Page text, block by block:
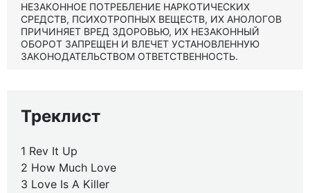
НЕЗАКОННОЕ ПОТРЕБЛЕНИЕ НАРКОТИЧЕСКИХ
СРЕДСТВ, ПСИХОТРОПНЫХ ВЕЩЕСТВ, ИХ АНОЛОГОВ
ПРИЧИНЯЕТ ВРЕД ЗДОРОВЬЮ, ИХ НЕЗАКОННЫЙ
ОБОРОТ ЗАПРЕЩЕН И ВЛЕЧЕТ УСТАНОВЛЕННУЮ
ЗАКОНОДАТЕЛЬСТВОМ ОТВЕТСТВЕННОСТЬ.
Треклист
1 Rev It Up
2 How Much Love
3 Love Is A Killer